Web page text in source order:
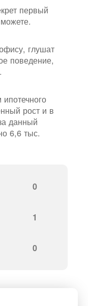
первый
глушат
поведение,
рост и в
данный
6,6 тыс.
0
1
0